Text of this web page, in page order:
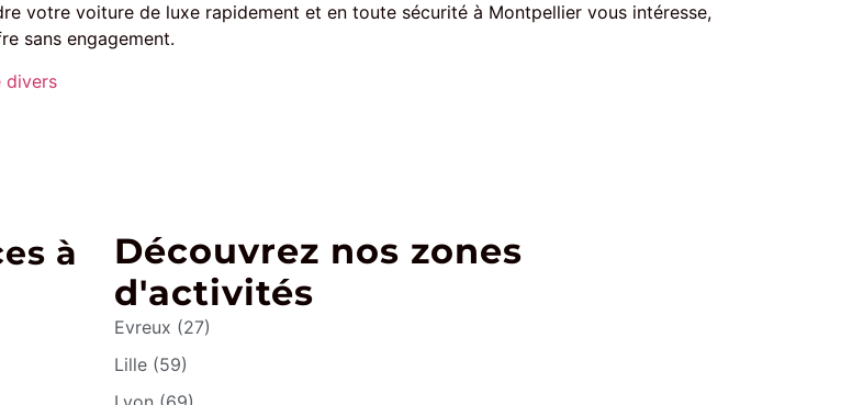
votre voiture de luxe rapidement et en toute sécurité à Montpellier vous intéresse,
sans engagement.
divers
à
Découvrez nos zones
d'activités
Evreux (27)
Lille (59)